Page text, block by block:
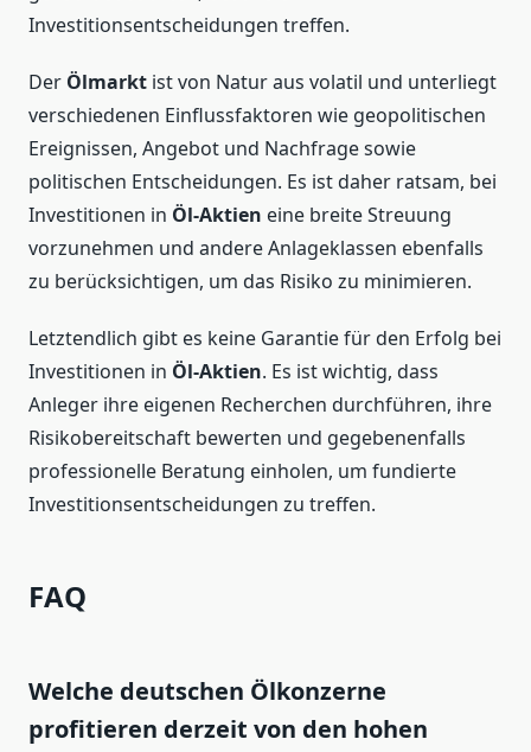
Investitionsentscheidungen treffen.
Der Ölmarkt ist von Natur aus volatil und unterliegt
verschiedenen Einflussfaktoren wie geopolitischen
Ereignissen, Angebot und Nachfrage sowie
politischen Entscheidungen. Es ist daher ratsam, bei
Investitionen in Öl-Aktien eine breite Streuung
vorzunehmen und andere Anlageklassen ebenfalls
zu berücksichtigen, um das Risiko zu minimieren.
Letztendlich gibt es keine Garantie für den Erfolg bei
Investitionen in Öl-Aktien. Es ist wichtig, dass
Anleger ihre eigenen Recherchen durchführen, ihre
Risikobereitschaft bewerten und gegebenenfalls
professionelle Beratung einholen, um fundierte
Investitionsentscheidungen zu treffen.
FAQ
Welche deutschen Ölkonzerne
profitieren derzeit von den hohen